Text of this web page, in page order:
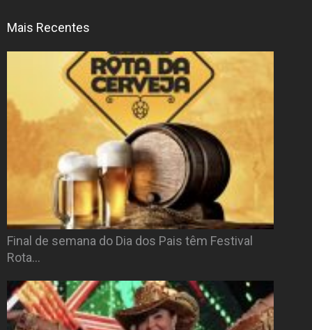
Mais Recentes
Final de semana do Dia dos Pais têm Festival
Rota…